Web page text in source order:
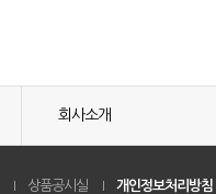
회사소개
상품공시실 개인정보처리방침